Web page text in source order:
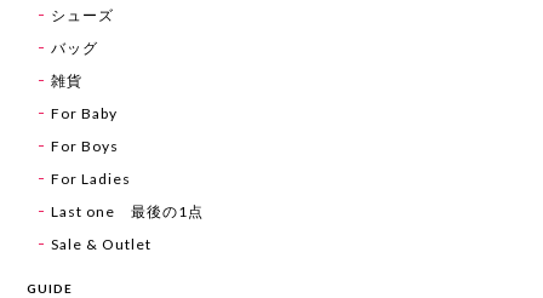
シューズ
バッグ
雑貨
For Baby
For Boys
For Ladies
Last one 最後の1点
Sale & Outlet
GUIDE